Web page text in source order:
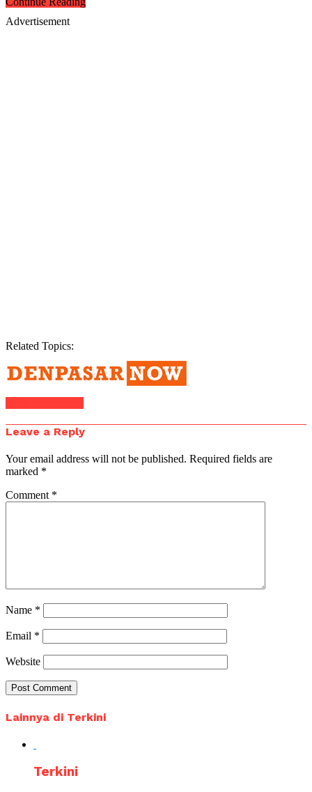
Advertisement
Related Topics:
Leave a Reply
Your email address will not be published. Required fields are
marked *
Comment *
Name *
Email *
Website
Lainnya di Terkini
Terkini